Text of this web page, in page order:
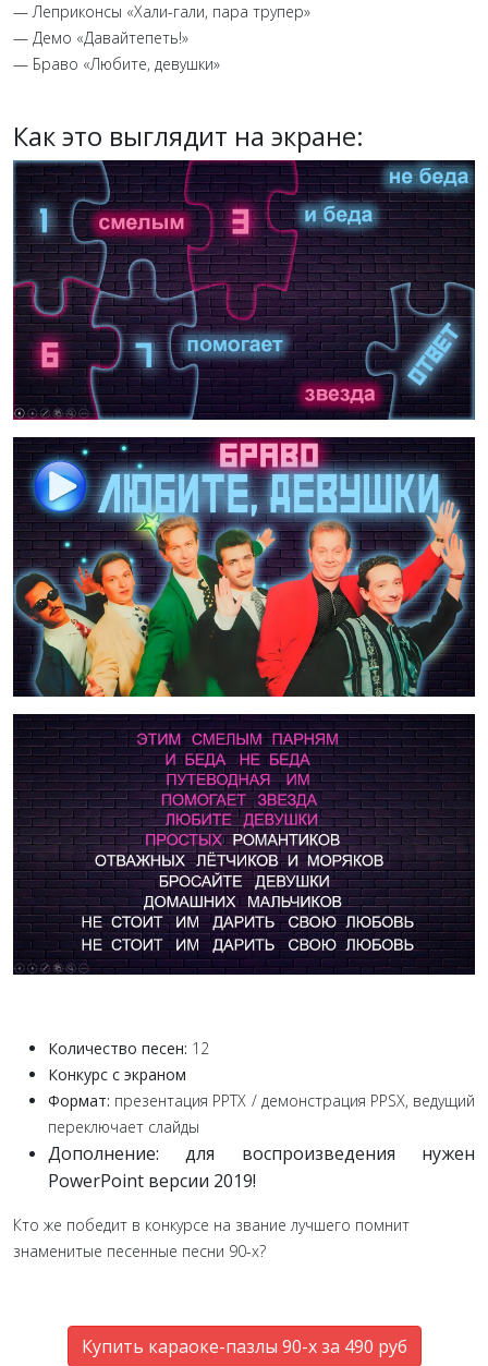
— Леприконсы «Хали-гали, пара трупер»
— Демо «Давайтепеть!»
— Браво «Любите, девушки»
Как это выглядит на экране:
Количество песен: 12
Конкурс с экраном
Формат: презентация PPTX / демонстрация PPSX, ведущий
переключает слайды
Дополнение: для воспроизведения нужен
PowerPoint версии 2019!
Кто же победит в конкурсе на звание лучшего помнит
знаменитые песенные песни 90-х?
Купить караоке-пазлы 90-х за 490 руб